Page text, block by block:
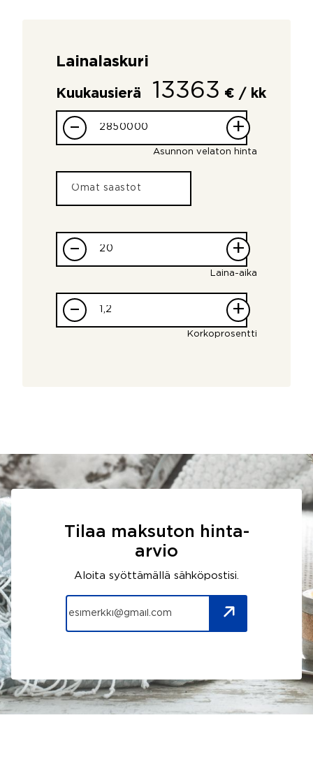
Lainalaskuri
Kuukausierä 13363 € / kk
– +
Asunnon velaton hinta
– +
Laina-aika
– +
Korkoprosentti
Tilaa maksuton hinta-
arvio
Aloita syöttämällä sähköpostisi.